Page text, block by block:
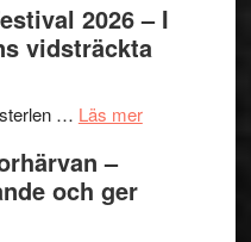
Det
grönaste
–
och
2026 – I
vidsträckta
… Läs merom
–
och ger